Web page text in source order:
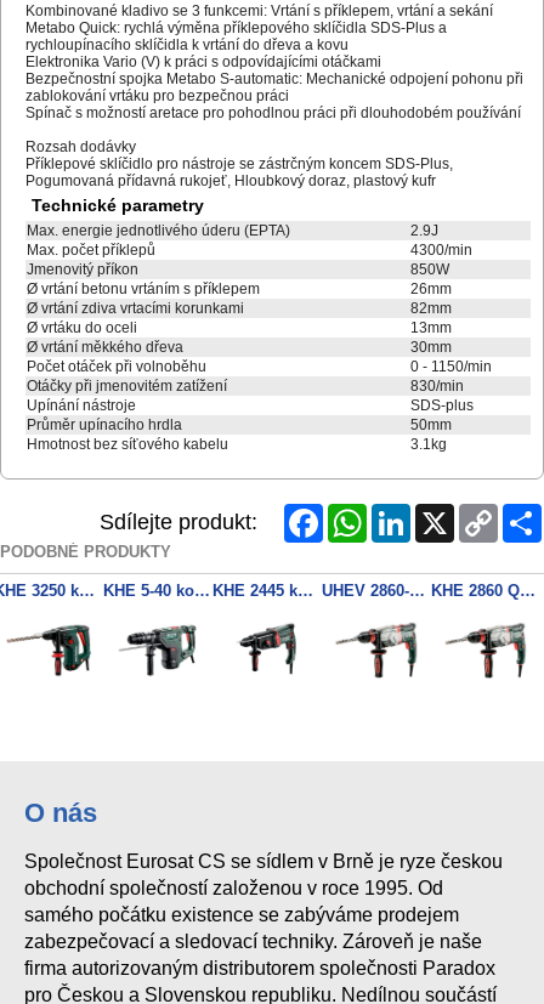
Kombinované kladivo se 3 funkcemi: Vrtání s příklepem, vrtání a sekání
Metabo Quick: rychlá výměna příklepového sklíčidla SDS-Plus a
rychloupínacího sklíčidla k vrtání do dřeva a kovu
Elektronika Vario (V) k práci s odpovídajícími otáčkami
Bezpečnostní spojka Metabo S-automatic: Mechanické odpojení pohonu při
zablokování vrtáku pro bezpečnou práci
Spínač s možností aretace pro pohodlnou práci při dlouhodobém používání
Rozsah dodávky
Příklepové sklíčidlo pro nástroje se zástrčným koncem SDS-Plus,
Pogumovaná přídavná rukojeť, Hloubkový doraz, plastový kufr
Technické parametry
Max. energie jednotlivého úderu (EPTA)
2.9J
Max. počet příklepů
4300/min
Jmenovitý příkon
850W
Ø vrtání betonu vrtáním s příklepem
26mm
Ø vrtání zdiva vrtacími korunkami
82mm
Ø vrtáku do oceli
13mm
Ø vrtání měkkého dřeva
30mm
Počet otáček při volnoběhu
0 - 1150/min
Otáčky při jmenovitém zatížení
830/min
Upínání nástroje
SDS-plus
Průměr upínacího hrdla
50mm
Hmotnost bez síťového kabelu
3.1kg
Sdílejte produkt: FacebookWhatsAppLinkedInX
Copy
Link
PODOBNÉ PRODUKTY
KHE 3250 kombinované kladivo KHE 5-40 kombinované kladivo KHE 2445 kombinované kladivo UHEV 2860-2 Quick multifunkční kladivo KHE 2860 Quick kombinované kladivo
O nás
Společnost Eurosat CS se sídlem v Brně je ryze českou
obchodní společností založenou v roce 1995. Od
samého počátku existence se zabýváme prodejem
zabezpečovací a sledovací techniky. Zároveň je naše
firma autorizovaným distributorem společnosti Paradox
pro Českou a Slovenskou republiku. Nedílnou součástí